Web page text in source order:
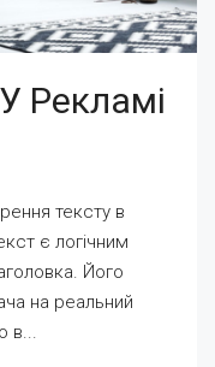
Рекламі
тексту в
є логічним
Його
на реальний
в...